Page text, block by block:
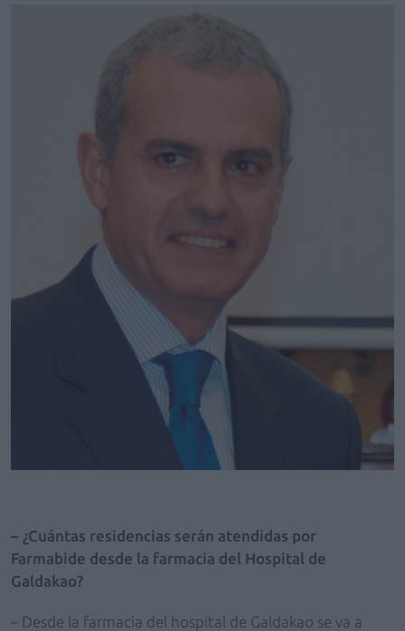
– ¿Cuántas residencias serán atendidas por
Farmabide desde la farmacia del Hospital de
Galdakao?
– Desde la farmacia del hospital de Galdakao se va a